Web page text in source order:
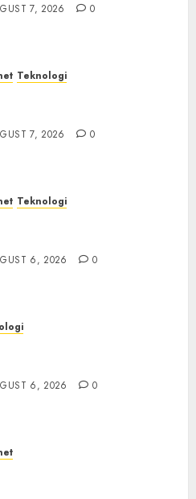
7, 2026 0
Teknologi
7, 2026 0
Teknologi
6, 2026 0
6, 2026 0